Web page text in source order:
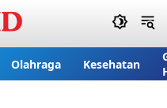
Olahraga Kesehatan